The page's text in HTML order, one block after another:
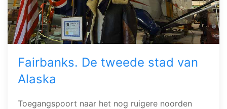
Fairbanks. De tweede stad van
Alaska
Toegangspoort naar het nog ruigere noorden